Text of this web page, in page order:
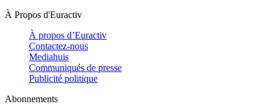
À Propos d'Euractiv
À propos d’Euractiv
Contactez-nous
Mediahuis
Communiqués de presse
Publicité politique
Abonnements